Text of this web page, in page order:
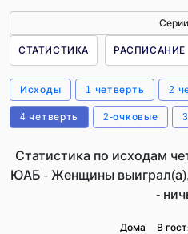
Серии
СТАТИСТИКА РАСПИСАНИЕ
Исходы 1 четверть 2
4 четверть 2-очковые
Статистика по исходам
ЮАБ - Женщины выиграл(а),
-
Дома В